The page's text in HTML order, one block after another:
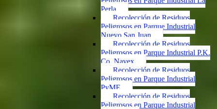
Perla
Recolección de Residuos
Peligrosos en Parque Industrial
Nuevo San Juan
Recolección de Residuos
Peligrosos en Parque Industrial P.K.
Co. Navex
Recolección de Residuos
Peligrosos en Parque Industrial
PyME
Recolección de Residuos
Peligrosos en Parque Industrial